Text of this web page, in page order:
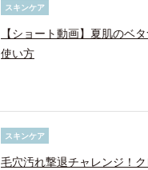
スキンケア
【ショート動画】夏肌のベ
使い方
スキンケア
毛穴汚れ撃退チャレンジ！